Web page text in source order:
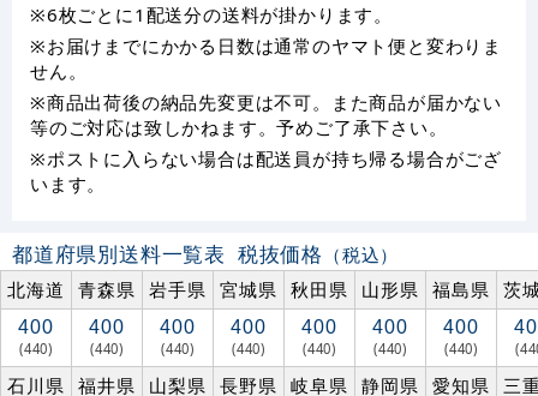
※6枚ごとに1配送分の送料が掛かります。
※お届けまでにかかる日数は通常のヤマト便と変わりま
せん。
※商品出荷後の納品先変更は不可。また商品が届かない
等のご対応は致しかねます。予めご了承下さい。
※ポストに入らない場合は配送員が持ち帰る場合がござ
います。
都道府県別送料一覧表 税抜価格 （税込）
北海道
青森県 岩手県 宮城県 秋田県 山形県 福島県 茨
400
(440)
400
(440)
400
(440)
400
(440)
400
(440)
400
(440)
400
(440)
石川県 福井県 山梨県 長野県 岐阜県 静岡県 愛知県 三